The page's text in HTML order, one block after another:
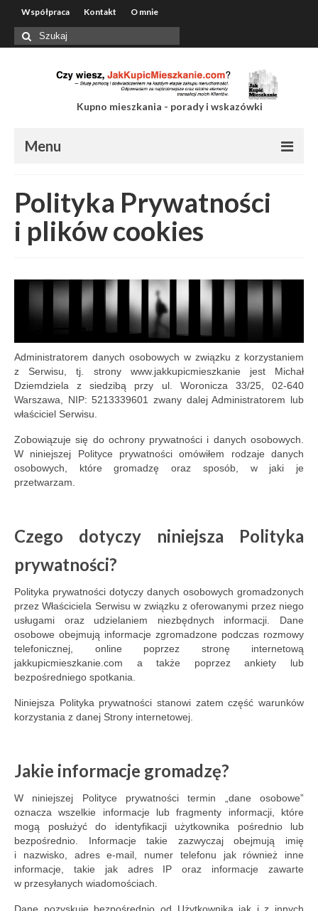
Współpraca Kontakt O mnie
Szuklaj
w:
Kupno mieszkania - porady i wskazówki
Menu
Kontakt
O mnie
Polityka Prywatności
i plików cookies
Administratorem danych osobowych w związku z korzystaniem
z Serwisu, tj. strony www.jakkupicmieszkanie jest Michał
Dziemdziela z siedzibą przy ul. Woronicza 33/25, 02-640
Warszawa, NIP: 5213339601 zwany dalej Administratorem lub
właściciel Serwisu.
Zobowiązuje się do ochrony prywatności i danych osobowych.
W niniejszej Polityce prywatności omówiłem rodzaje danych
osobowych, które gromadzę oraz sposób, w jaki je
przetwarzam.
Czego dotyczy niniejsza Polityka
prywatności?
Polityka prywatności dotyczy danych osobowych gromadzonych
przez Właściciela Serwisu w związku z oferowanymi przez niego
usługami oraz udzielaniem niezbędnych informacji. Dane
osobowe obejmują informacje zgromadzone podczas rozmowy
telefonicznej, online poprzez stronę internetową
jakkupicmieszkanie.com a także poprzez ankiety lub
bezpośredniego spotkania.
Niniejsza Polityka prywatności stanowi zatem część warunków
korzystania z danej Strony internetowej.
Jakie informacje gromadzę?
W niniejszej Polityce prywatności termin „dane osobowe”
oznacza wszelkie informacje lub fragmenty informacji, które
mogą posłużyć do identyfikacji użytkownika pośrednio lub
bezpośrednio. Informacje takie zazwyczaj obejmują imię
i nazwisko, adres e-mail, numer telefonu jak również inne
informacje, takie jak adres IP oraz informacje zawarte
w przesyłanych wiadomościach.